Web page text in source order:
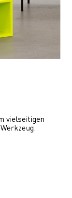
vielseitigen